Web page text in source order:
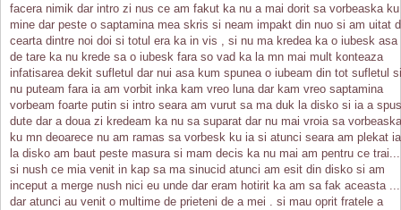
facera nimik dar intro zi nus ce am fakut ka nu a mai dorit sa vorbeaska ku
mine dar peste o saptamina mea skris si neam impakt din nuo si am uitat
cearta dintre noi doi si totul era ka in vis , si nu ma kredea ka o iubesk asa
de tare ka nu krede sa o iubesk fara so vad ka la mn mai mult konteaza
infatisarea dekit sufletul dar nui asa kum spunea o iubeam din tot sufletul si
nu puteam fara ia am vorbit inka kam vreo luna dar kam vreo saptamina
vorbeam foarte putin si intro seara am vurut sa ma duk la disko si ia a spus
dute dar a doua zi kredeam ka nu sa suparat dar nu mai vroia sa vorbeaska
ku mn deoarece nu am ramas sa vorbesk ku ia si atunci seara am plekat
la disko am baut peste masura si mam decis ka nu mai am pentru ce trai...
si nush ce mia venit in kap sa ma sinucid atunci am esit din disko si am
inceput a merge nush nici eu unde dar eram hotirit ka am sa fak aceasta ...
dar atunci au venit o multime de prieteni de a mei . si mau oprit fratele a